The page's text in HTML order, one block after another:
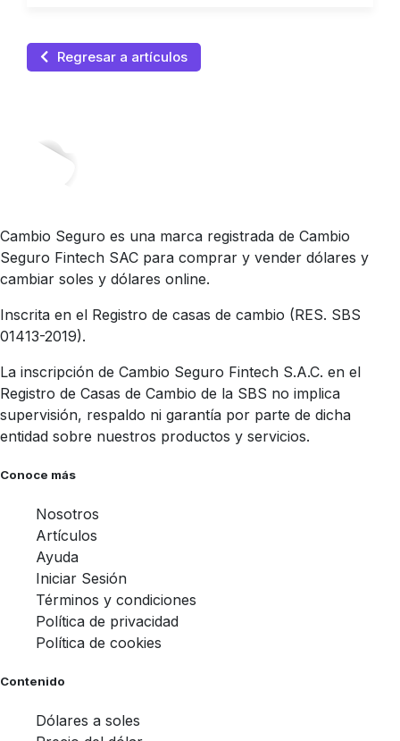
Regresar a artículos
Cambio Seguro es una marca registrada de Cambio
Seguro Fintech SAC para comprar y vender dólares y
cambiar soles y dólares online.
Inscrita en el Registro de casas de cambio (RES. SBS
01413-2019).
La inscripción de Cambio Seguro Fintech S.A.C. en el
Registro de Casas de Cambio de la SBS no implica
supervisión, respaldo ni garantía por parte de dicha
entidad sobre nuestros productos y servicios.
Conoce más
Nosotros
Artículos
Ayuda
Iniciar Sesión
Términos y condiciones
Política de privacidad
Política de cookies
Contenido
Dólares a soles